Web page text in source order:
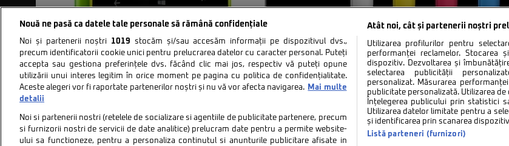
Nouă ne pasă ca datele tale personale să rămână confidențiale
Noi și partenerii noștri 1019 stocăm și/sau accesăm informații pe dispozitivul dvs.,
precum identificatorii cookie unici pentru prelucrarea datelor cu caracter personal. Puteți
accepta sau gestiona preferințele dvs. făcând clic mai jos, respectiv vă puteți opune
utilizării unui interes legitim în orice moment pe pagina cu politica de confidențialitate.
Aceste alegeri vor fi raportate partenerilor noștri și nu vă vor afecta navigarea.
Mai multe
detalii
Noi si partenerii nostri (retelele de socializare si agentiile de publicitate partenere, precum
si furnizorii nostri de servicii de date analitice) prelucram date pentru a permite website-
ului sa functioneze, pentru a personaliza continutul si anunturile publicitare afisate in
Atât noi, cât și partenerii noștri
Utilizarea profilurilor pentru
performanței reclamelor. Stocarea
dispozitiv. Dezvoltarea și
selectarea publicității
personalizat. Măsurarea
publicitate personalizată. Utilizarea
Înțelegerea publicului prin statistici
Utilizarea datelor limitate pentru a
și identificarea prin scanarea
Listă parteneri (furnizori)